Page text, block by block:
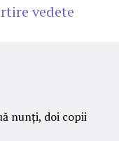
vedete
nunți, doi copii